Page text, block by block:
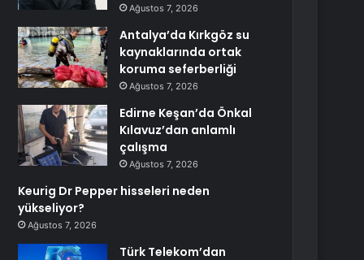
Ağustos 7, 2026
Antalya’da Kırkgöz su
kaynaklarında ortak
koruma seferberliği
Ağustos 7, 2026
Edirne Keşan’da Önkal
Kılavuz’dan anlamlı
çalışma
Ağustos 7, 2026
Keurig Dr Pepper hisseleri neden
yükseliyor?
Ağustos 7, 2026
Türk Telekom’dan